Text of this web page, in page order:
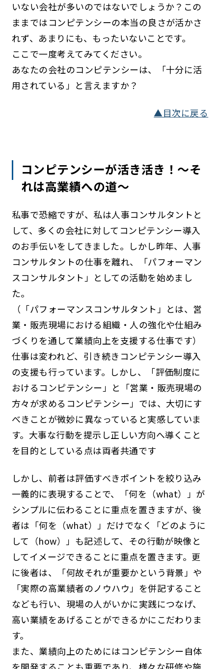
いない会社が多いのではないでしょうか？この
ままではコンピテンシーの本当の良さが活かさ
れず、あまりにも、もったいないことです。
ここで一度考えてみてください。
あなたの会社のコンピテンシーは、「十分に活
用されている」と言えますか？
▲目次に戻る
コンピテンシーが活き活き！～そ
れは高業績への道～
私事で恐縮ですが、私は人事コンサルタントと
して、多くの会社に対してコンピテンシー導入
のお手伝いをしてきました。しかし昨年、人事
コンサルタントの仕事を離れ、「パフォーマン
スコンサルタント」としての活動を始めまし
た。
（「パフォーマンスコンサルタント」とは、営
業・販売現場における組織・人の強化や仕組み
づくりを通して業績向上を支援する仕事です）
仕事は変われど、引き続きコンピテンシー導入
の支援も行っています。しかし、「評価制度に
おけるコンピテンシー」と「営業・販売現場の
方々が求めるコンピテンシー」では、大切にす
べきことが微妙に異なっていると実感していま
す。大事な行動を提示し正しい方向へ導くこと
を目的としている点は両者共通です
しかし、前者は評価すべきポイントを絞り込み
一義的に表現することで、「何を（what）」が
シンプルに伝わることに重点を置きますが、後
者は「何を（what）」だけでなく「どのように
して（how）」も記述して、その行動が映像と
してイメージできることに重点を置きます。更
に後者は、「何故それが重要かという背景」や
「実際の高業績者のノウハウ」を併記すること
なども行い、現場の人がいかに実践につなげ、
高い業績をあげることができるかにこだわりま
す。
また、業績向上のためにはコンピテンシー自体